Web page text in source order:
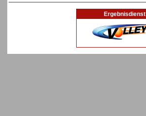
Ergebnisdienst